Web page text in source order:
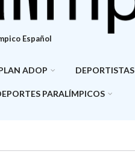
Español
ADOP DEPORTISTAS
PARALÍMPICOS